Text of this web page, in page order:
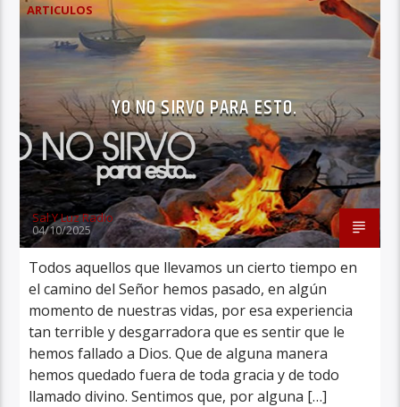
ARTICULOS
YO NO SIRVO PARA ESTO.
Sal Y Luz Radio
04/10/2025
Todos aquellos que llevamos un cierto tiempo en
el camino del Señor hemos pasado, en algún
momento de nuestras vidas, por esa experiencia
tan terrible y desgarradora que es sentir que le
hemos fallado a Dios. Que de alguna manera
hemos quedado fuera de toda gracia y de todo
llamado divino. Sentimos que, por alguna […]